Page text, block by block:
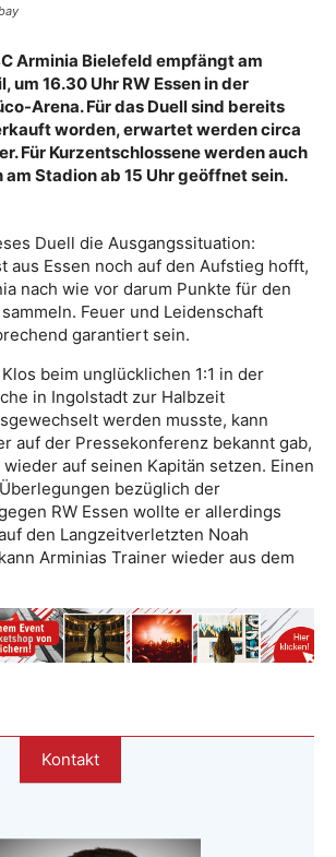
Arminia Bielefeld empfängt am
um 16.30 Uhr RW Essen in der
Arena. Für das Duell sind bereits
worden, erwartet werden circa
Für Kurzentschlossene werden auch
am Stadion ab 15 Uhr geöffnet sein.
Duell die Ausgangssituation:
aus Essen noch auf den Aufstieg hofft,
nach wie vor darum Punkte für den
Feuer und Leidenschaft
garantiert sein.
beim unglücklichen 1:1 in der
in Ingolstadt zur Halbzeit
werden musste, kann
auf der Pressekonferenz bekannt gab,
wieder auf seinen Kapitän setzen. Einen
bezüglich der
RW Essen wollte er allerdings
den Langzeitverletzten Noah
Arminias Trainer wieder aus dem
Kontakt